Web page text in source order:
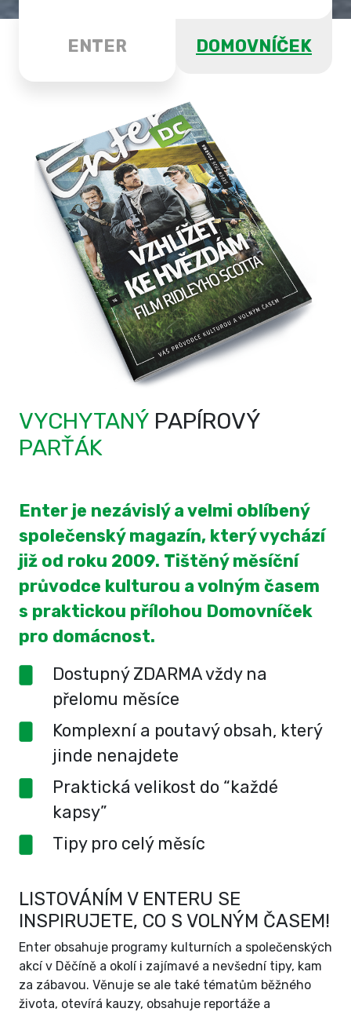
ENTER DOMOVNÍČEK
VYCHYTANÝ PAPÍROVÝ
PARŤÁK
Enter je nezávislý a velmi oblíbený
společenský magazín, který vychází
již od roku 2009. Tištěný měsíční
průvodce kulturou a volným časem
s praktickou přílohou Domovníček
pro domácnost.
Dostupný ZDARMA vždy na
přelomu měsíce
Komplexní a poutavý obsah, který
jinde nenajdete
Praktická velikost do “každé
kapsy”
Tipy pro celý měsíc
LISTOVÁNÍM V ENTERU SE
INSPIRUJETE, CO S VOLNÝM ČASEM!
Enter obsahuje programy kulturních a společenských
akcí v Děčíně a okolí i zajímavé a nevšední tipy, kam
za zábavou. Věnuje se ale také tématům běžného
života, otevírá kauzy, obsahuje reportáže a